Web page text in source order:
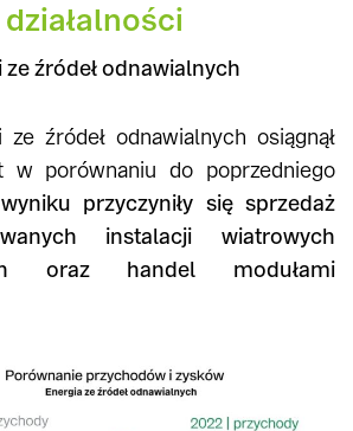
źródeł odnawialnych
źródeł odnawialnych osiągnął
w porównaniu do poprzedniego
przyczyniły się sprzedaż
instalacji wiatrowych
oraz handel modułami